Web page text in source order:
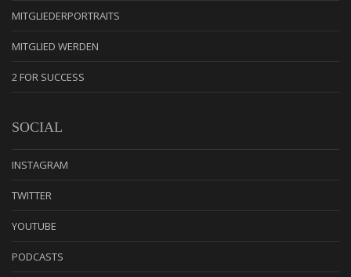
MITGLIEDERPORTRAITS
MITGLIED WERDEN
2 FOR SUCCESS
SOCIAL
INSTAGRAM
TWITTER
YOUTUBE
PODCASTS